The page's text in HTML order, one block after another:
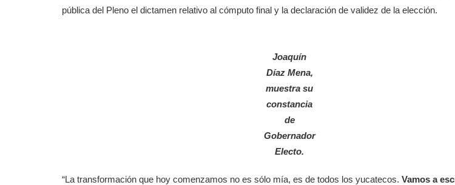
pública del Pleno el dictamen relativo al cómputo final y la declaración de validez de la elección.
Joaquín
Díaz Mena,
muestra su
constancia
de
Gobernador
Electo.
“La transformación que hoy comenzamos no es sólo mía, es de todos los yucatecos. Vamos a